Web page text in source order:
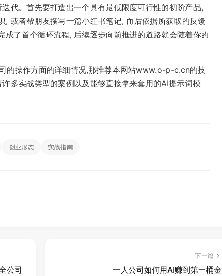
代。首先要打造出一个具有最低限度可行性的初阶产品,
, 或者帮朋友撰写一篇小红书笔记, 而后依据所获取的反馈
成了首个循环流程, 后续逐步向前推进的道路就会随着你的
的操作方面的详细情况,那推荐本网站www.o-p-c.cn的技
多实战类型的案例以及能够直接拿来套用的AI提示词模
创业形态 实战指南
公司
下一篇
一人公司如何用AI赚到第一桶金